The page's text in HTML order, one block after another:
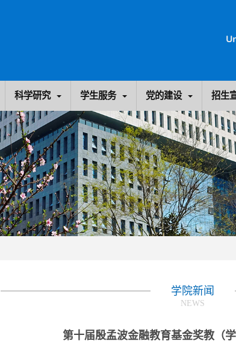
科学研究 学生服务 党的建设 招生
学院新闻
NEWS
第十届殷孟波金融教育基金奖教（